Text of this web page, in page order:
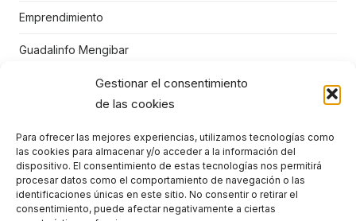
Gestionar el consentimiento
de las cookies
Para ofrecer las mejores experiencias, utilizamos tecnologías como
las cookies para almacenar y/o acceder a la información del
dispositivo. El consentimiento de estas tecnologías nos permitirá
procesar datos como el comportamiento de navegación o las
identificaciones únicas en este sitio. No consentir o retirar el
consentimiento, puede afectar negativamente a ciertas
Emprendimiento
Guadalinfo Mengibar
Juegos educativos
Niños
Punto Vuela Mengíbar
STEM